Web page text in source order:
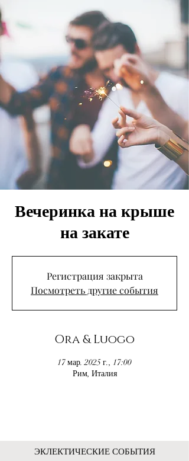
Вечеринка на крыше
на закате
Регистрация закрыта
Посмотреть другие события
Ora & Luogo
17 мар. 2025 г., 17:00
Рим, Италия
ЭКЛЕКТИЧЕСКИЕ СОБЫТИЯ